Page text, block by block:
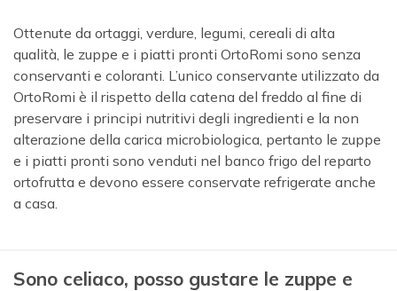
Ottenute da ortaggi, verdure, legumi, cereali di alta
qualità, le zuppe e i piatti pronti OrtoRomi sono senza
conservanti e coloranti. L’unico conservante utilizzato da
OrtoRomi è il rispetto della catena del freddo al fine di
preservare i principi nutritivi degli ingredienti e la non
alterazione della carica microbiologica, pertanto le zuppe
e i piatti pronti sono venduti nel banco frigo del reparto
ortofrutta e devono essere conservate refrigerate anche
a casa.
Sono celiaco, posso gustare le zuppe e